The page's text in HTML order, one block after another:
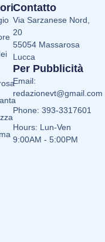
Contatto
Via Sarzanese Nord,
20
55054 Massarosa
Lucca
Per Pubblicità
Email:
redazionevt@gmail.com
Phone: 393-3317601
Hours: Lun-Ven
9:00AM - 5:00PM